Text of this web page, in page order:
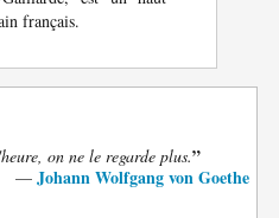
français.
on ne le regarde plus.”
— Johann Wolfgang von Goethe